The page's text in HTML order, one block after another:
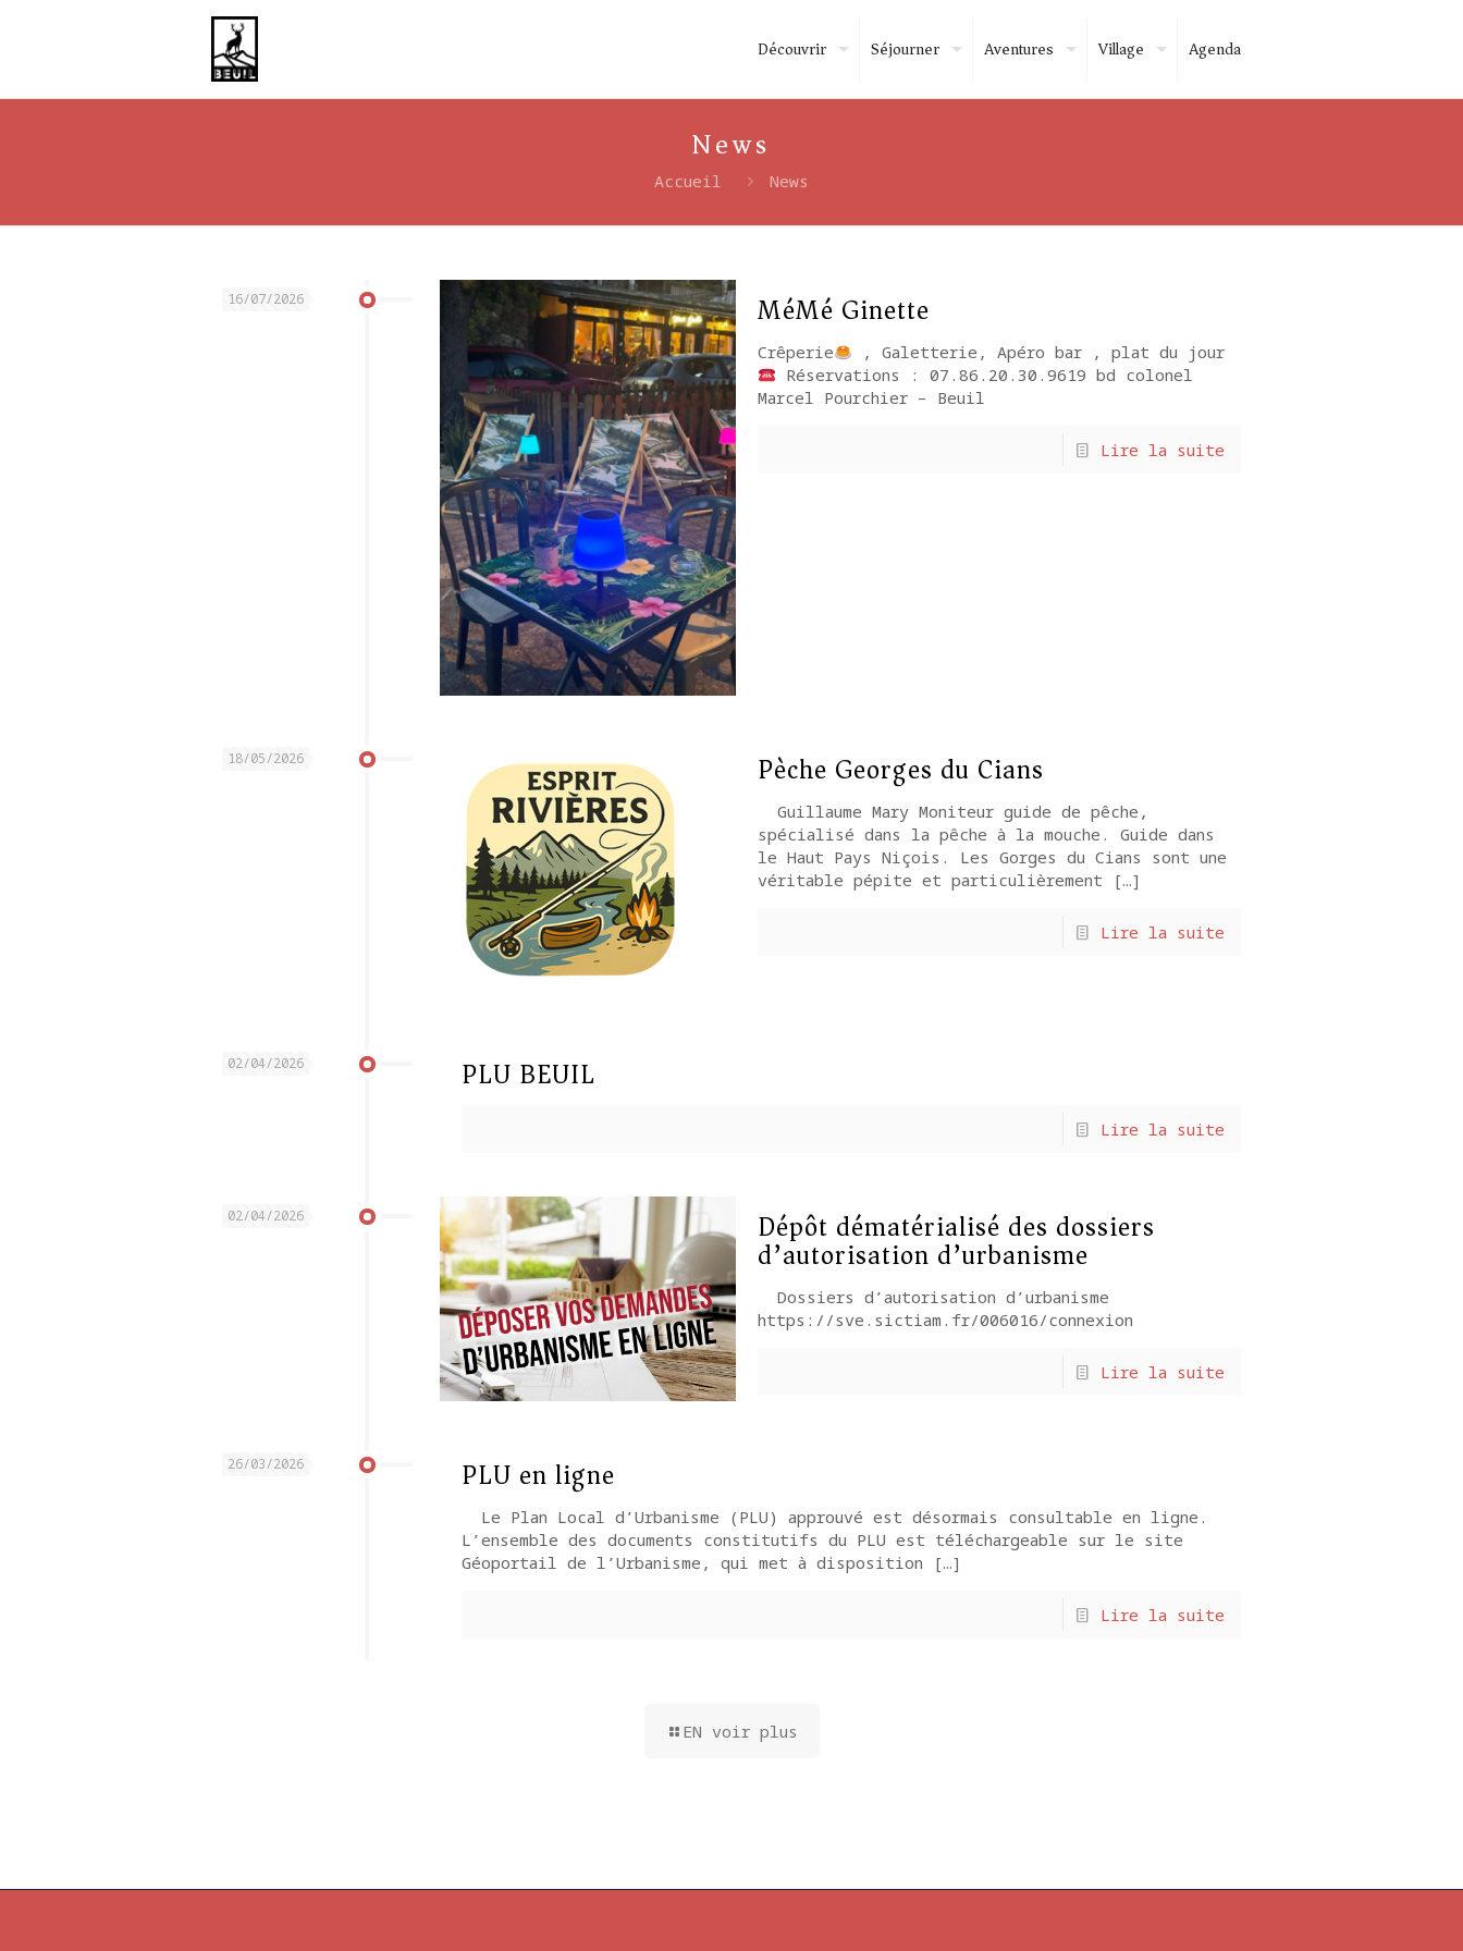
Découvrir Séjourner Aventures Village Agenda
News
Accueil News
16/07/2026 MéMé Ginette
Crêperie
, Galetterie, Apéro bar , plat du jour
Réservations : 07.86.20.30.9619 bd colonel
Marcel Pourchier – Beuil
Lire la suite
18/05/2026 Pèche Georges du Cians
Guillaume Mary Moniteur guide de pêche,
spécialisé dans la pêche à la mouche. Guide dans
le Haut Pays Niçois. Les Gorges du Cians sont une
véritable pépite et particulièrement […]
Lire la suite
02/04/2026 PLU BEUIL
Lire la suite
02/04/2026 Dépôt dématérialisé des dossiers
d’autorisation d’urbanisme
Dossiers d’autorisation d’urbanisme
https://sve.sictiam.fr/006016/connexion
Lire la suite
26/03/2026 PLU en ligne
Le Plan Local d’Urbanisme (PLU) approuvé est désormais consultable en ligne.
L’ensemble des documents constitutifs du PLU est téléchargeable sur le site
Géoportail de l’Urbanisme, qui met à disposition […]
Lire la suite
EN voir plus